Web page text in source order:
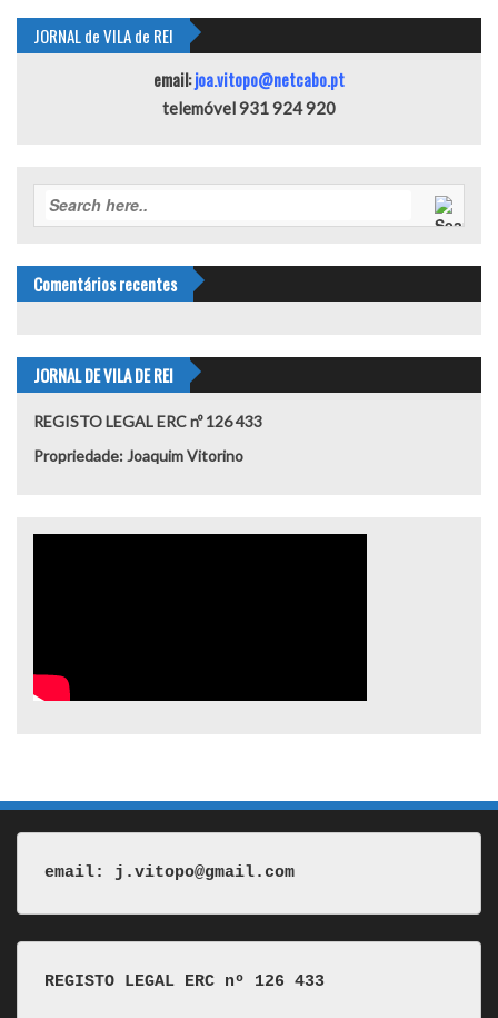
JORNAL de VILA de REI
email:joa.vitopo@netcabo.pt
telemóvel 931 924 920
Comentários recentes
JORNAL DE VILA DE REI
REGISTO LEGAL ERC nº 126 433
Propriedade: Joaquim Vitorino
email: j.vitopo@gmail.com
REGISTO LEGAL ERC nº 126 433